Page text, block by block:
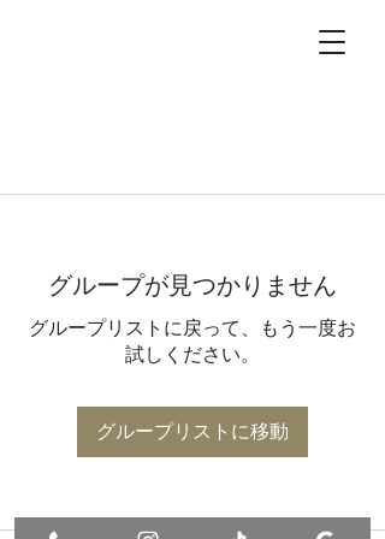
グループが見つかりません
グループリストに戻って、もう一度お
試しください。
グループリストに移動